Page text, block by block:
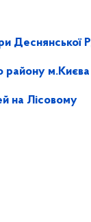
Деснянської
району м.Києва
на Лісовому